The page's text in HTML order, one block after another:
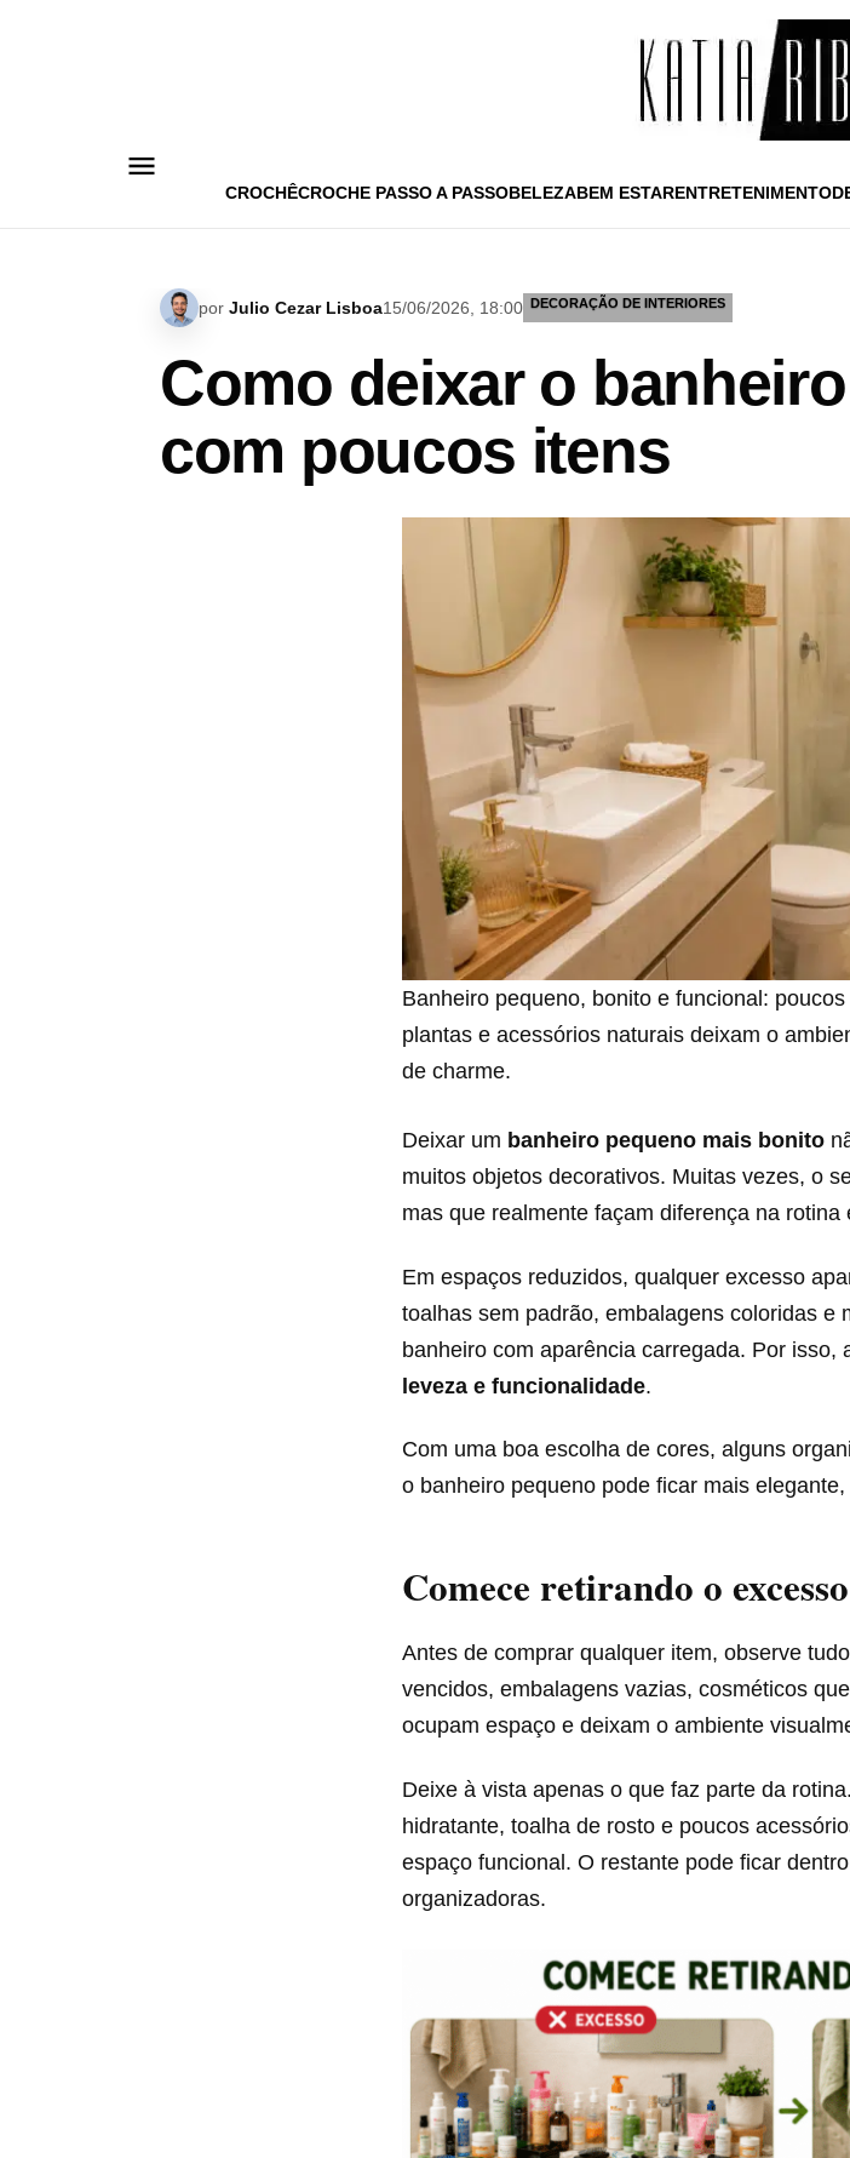
CROCHÊCROCHE PASSO A PASSOBELEZABEM ESTARENTRETENIMENTO
por Julio Cezar Lisboa15/06/2026, 18:00 DECORAÇÃO DE INTERIORES
Como deixar o
com poucos itens
Banheiro pequeno, bonito e funcional:
plantas e acessórios naturais deixam o
de charme.
Deixar um banheiro pequeno mais bonito
muitos objetos decorativos. Muitas vezes, o
mas que realmente façam diferença na rotina
Em espaços reduzidos, qualquer excesso
toalhas sem padrão, embalagens coloridas e
banheiro com aparência carregada. Por isso,
leveza e funcionalidade.
Com uma boa escolha de cores, alguns
o banheiro pequeno pode ficar mais
Comece retirando o excesso
Antes de comprar qualquer item, observe
vencidos, embalagens vazias, cosméticos
ocupam espaço e deixam o ambiente
Deixe à vista apenas o que faz parte da
hidratante, toalha de rosto e poucos
espaço funcional. O restante pode ficar
organizadoras.